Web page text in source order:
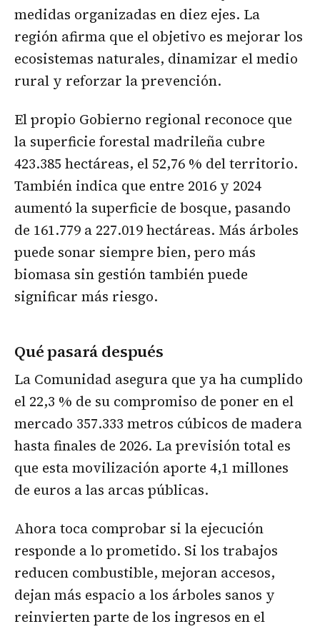
medidas organizadas en diez ejes. La
región afirma que el objetivo es mejorar los
ecosistemas naturales, dinamizar el medio
rural y reforzar la prevención.
El propio Gobierno regional reconoce que
la superficie forestal madrileña cubre
423.385 hectáreas, el 52,76 % del territorio.
También indica que entre 2016 y 2024
aumentó la superficie de bosque, pasando
de 161.779 a 227.019 hectáreas. Más árboles
puede sonar siempre bien, pero más
biomasa sin gestión también puede
significar más riesgo.
Qué pasará después
La Comunidad asegura que ya ha cumplido
el 22,3 % de su compromiso de poner en el
mercado 357.333 metros cúbicos de madera
hasta finales de 2026. La previsión total es
que esta movilización aporte 4,1 millones
de euros a las arcas públicas.
Ahora toca comprobar si la ejecución
responde a lo prometido. Si los trabajos
reducen combustible, mejoran accesos,
dejan más espacio a los árboles sanos y
reinvierten parte de los ingresos en el